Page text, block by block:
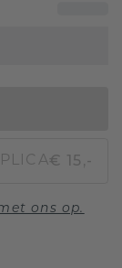
€ 15,-
ons op.